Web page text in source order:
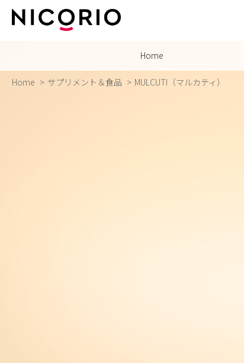
Home
Home サプリメント＆食品 MULCUTI（マルカティ）